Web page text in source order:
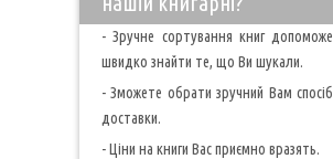
- Зручне сортування книг допоможе
швидко знайти те, що Ви шукали.
- Зможете обрати зручний Вам спосіб
доставки.
- Ціни на книги Вас приємно вразять.